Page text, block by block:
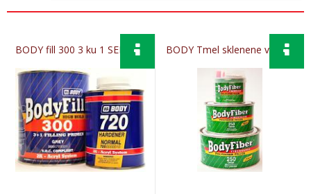
BODY fill 300 3 ku 1 SEDA 1L BODY Tmel sklenene vlakno